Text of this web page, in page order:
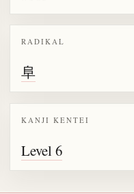
RADIKAL
阜
KANJI KENTEI
Level 6